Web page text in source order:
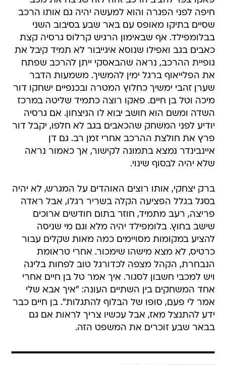
חיפה לפני הפגרה והוא למעשה יהיה גם אותו הרכב
שסיים בתיקו מאופס עם באר שבע בסיבוב השני
בבלומפילד. אף שבאימון הרגיש קרלוס גרסיה קצת
כאבים בגב ואפילו שנוסא איגייבור לא תמיד קיבל את
גופיית ההרכב, נראה שהבאסקי ייתן להרכב שפתח
את הפלייאוף ברגל ימין להמשיך. משמעות הדבר
שערן זהבי ימשיך כחלוץ המטרה ובכנפיים ישחקו דור
מיכה וטל בן חיים. פאקו רוצה כתמיד שליטה במרכז
השדה ומשם הוא חושב יבוא לו הניצחון. אם גרסיה
יודיע לפני המשחק שהכאבים בגב לא חלפו, יקבל דור
פרץ את חולצת ההרכב אחרי זמן רב. גם דן
איינבינדר נמצא בתמונה לקישור, אך כאמור נראה
שלא יהיה לבסוף שינוי.
ברק יצחקי, אותו רוצים האוהדים על המגרש, לא יהיה
בסגל בגלל הפציעה הקלה בשריר רגלו, אבל ראדה
פריצה, רעב מתמיד, חוזר בתום חודשים ארוכים
שישב בחוץ. בלומפילד יהיה מלא וגם מי שניסה
להציע במקומות מסויימים כמה מאות שקלים עבור
כרטיס, לא מצא מישהו שימכור. אחרי טראומת
הנבחרת, הקהל מצפה לכדורגל טוב לפחות בליגה
ויש למכבי חשבון לסגור. איך אמר טל בן חיים אחרי
אחד המשחקים בין השתיים העונה: "איך אבא שלי
אמר לי פעם, סופו של הבלוף להתגלות". בן חיים כבר
ידע להתנצל מאז, אבל עכשיו צריך לראות אם גם
בבאר שבע זוכרים את המשפט הזה.